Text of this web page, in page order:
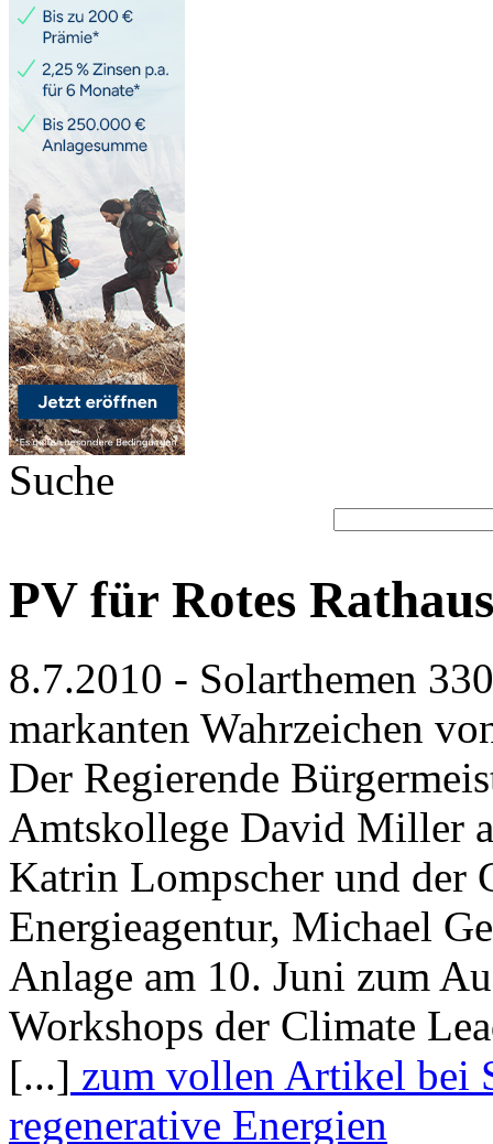
Suche
PV für Rotes Rathaus
8.7.2010 - Solarthemen
markanten Wahrzeichen
Der Regierende
Amtskollege David Miller
Katrin Lompscher und der
Energieagentur, Michael
Anlage am 10. Juni zum
Workshops der Climate
[...] zum vollen Artikel bei
regenerative Energien